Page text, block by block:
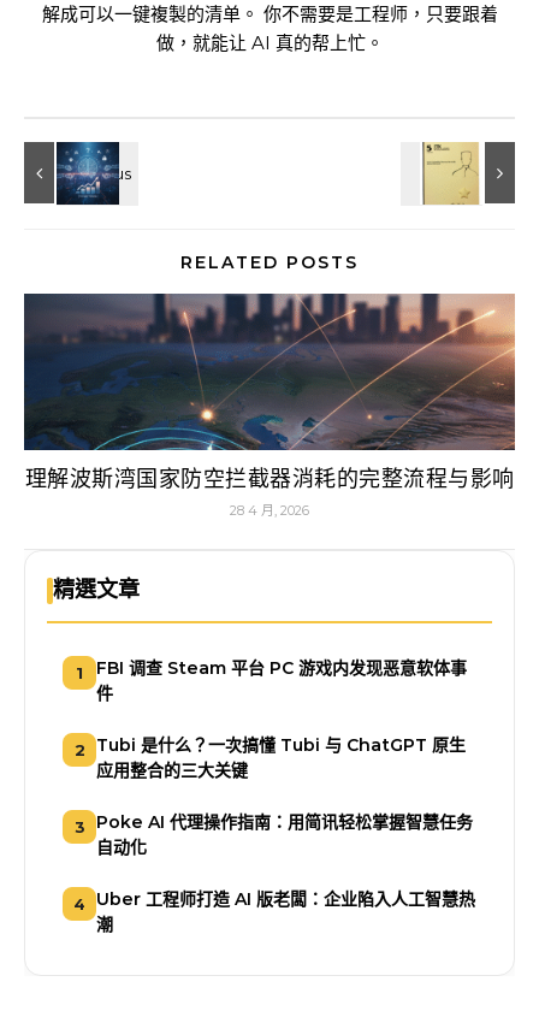
解成可以一键複製的清单。 你不需要是工程师，只要跟着
做，就能让 AI 真的帮上忙。
RELATED POSTS
理解波斯湾国家防空拦截器消耗的完整流程与影响
28 4 月, 2026
精選文章
1
FBI 调查 Steam 平台 PC 游戏内发现恶意软体事
件
2
Tubi 是什么？一次搞懂 Tubi 与 ChatGPT 原生
应用整合的三大关键
3
Poke AI 代理操作指南：用简讯轻松掌握智慧任务
自动化
4
Uber 工程师打造 AI 版老闆：企业陷入人工智慧热
潮